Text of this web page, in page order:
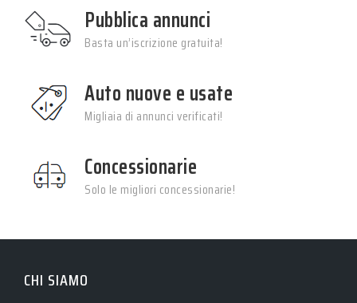
Pubblica annunci
Basta un’iscrizione gratuita!
Auto nuove e usate
Migliaia di annunci verificati!
Concessionarie
Solo le migliori concessionarie!
CHI SIAMO